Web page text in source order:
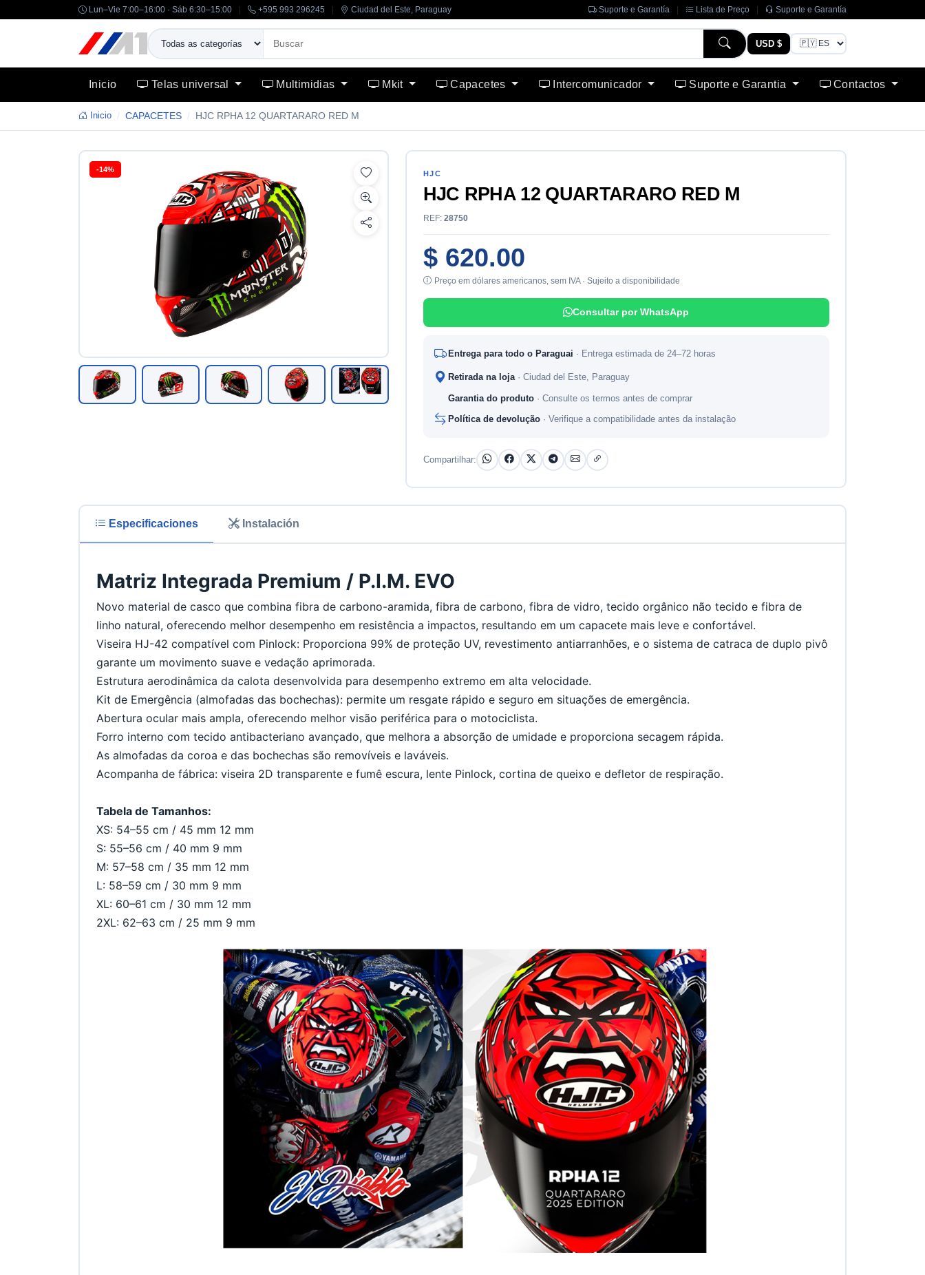
Lun–Vie 7:00–16:00 · Sáb 6:30–15:00 +595 993 296245 Ciudad del Este, Paraguay Suporte e Garantía Lista de Preço Suporte e Garantía
USD $
Inicio Telas universal Multimidias Mkit Capacetes Intercomunicador Suporte e Garantia Contactos
Inicio CAPACETES HJC RPHA 12 QUARTARARO RED M
-14% HJC
HJC RPHA 12 QUARTARARO RED M
REF: 28750
$ 620.00
Preço em dólares americanos, sem IVA · Sujeito a disponibilidade
Consultar por WhatsApp
Entrega para todo o Paraguai · Entrega estimada de 24–72 horas
Retirada na loja · Ciudad del Este, Paraguay
Garantia do produto · Consulte os termos antes de comprar
Política de devolução · Verifique a compatibilidade antes da instalação
Compartilhar:
Especificaciones Instalación
Matriz Integrada Premium / P.I.M. EVO
Novo material de casco que combina fibra de carbono-aramida, fibra de carbono, fibra de vidro, tecido orgânico não tecido e fibra de
linho natural, oferecendo melhor desempenho em resistência a impactos, resultando em um capacete mais leve e confortável.
Viseira HJ-42 compatível com Pinlock: Proporciona 99% de proteção UV, revestimento antiarranhões, e o sistema de catraca de duplo pivô
garante um movimento suave e vedação aprimorada.
Estrutura aerodinâmica da calota desenvolvida para desempenho extremo em alta velocidade.
Kit de Emergência (almofadas das bochechas): permite um resgate rápido e seguro em situações de emergência.
Abertura ocular mais ampla, oferecendo melhor visão periférica para o motociclista.
Forro interno com tecido antibacteriano avançado, que melhora a absorção de umidade e proporciona secagem rápida.
As almofadas da coroa e das bochechas são removíveis e laváveis.
Acompanha de fábrica: viseira 2D transparente e fumê escura, lente Pinlock, cortina de queixo e defletor de respiração.
Tabela de Tamanhos:
XS: 54–55 cm / 45 mm 12 mm
S: 55–56 cm / 40 mm 9 mm
M: 57–58 cm / 35 mm 12 mm
L: 58–59 cm / 30 mm 9 mm
XL: 60–61 cm / 30 mm 12 mm
2XL: 62–63 cm / 25 mm 9 mm